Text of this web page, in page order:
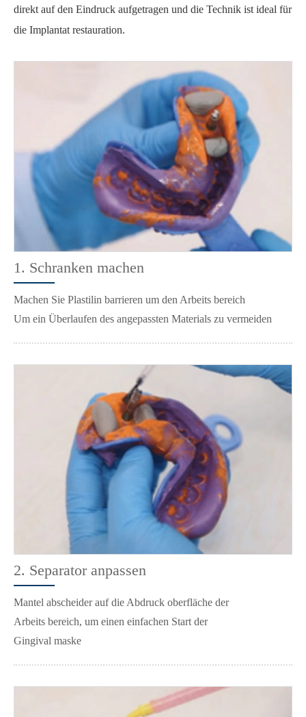
direkt auf den Eindruck aufgetragen und die Technik ist ideal für
die Implantat restauration.
1. Schranken machen
Machen Sie Plastilin barrieren um den Arbeits bereich
Um ein Überlaufen des angepassten Materials zu vermeiden
2. Separator anpassen
Mantel abscheider auf die Abdruck oberfläche der
Arbeits bereich, um einen einfachen Start der
Gingival maske